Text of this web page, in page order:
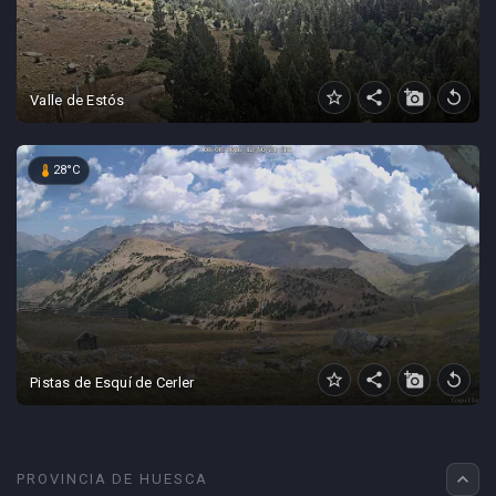
star_border share add_a_photo replay
Valle de Estós
star_border share add_a_photo replay
device_thermostat 28°C
Pistas de Esquí de Cerler
PROVINCIA DE HUESCA expand_less